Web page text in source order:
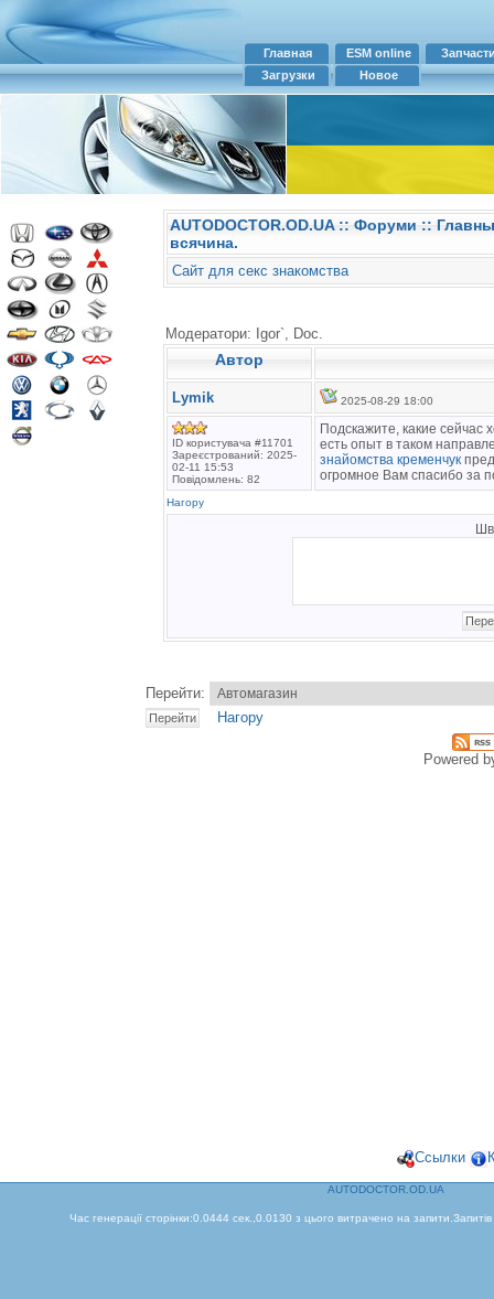
Главная ESM online
Загрузки
Новое
AUTODOCTOR.OD.UA:: Форуми ::
всячина.
Сайт для секс знакомства
Модератори: Igor`, Doc.
Автор
Lymik 2025-08-29 18:00
ID користувача #11701
Зареєстрований: 2025-
02-11 15:53
Повідомлень: 82
Подскажите, какие сейчас
есть опыт в таком
знайомства кременчук
огромное Вам спасибо за
Нагору
Перейти:
Нагору
Powered
Ссылки
AUTODOCTOR.OD.UA
Час генерації сторінки:0.0444 сек.,0.0130 з цього витрачено на